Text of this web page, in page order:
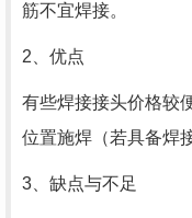
筋不宜焊接。
2、优点
有些焊接接头价格较
位置施焊（若具备焊
3、缺点与不足